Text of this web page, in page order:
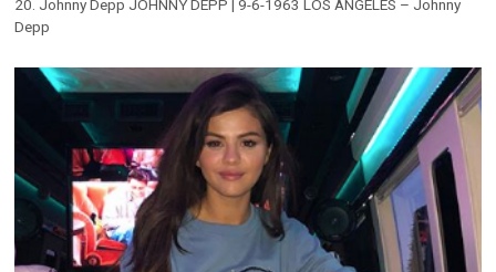
20. Johnny Depp JOHNNY DEPP | 9-6-1963 LOS ANGELES – Johnny
Depp